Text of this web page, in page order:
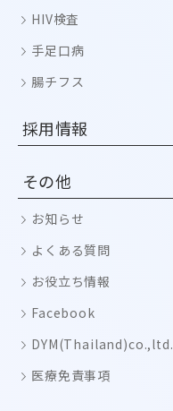
HIV検査
手足口病
腸チフス
採用情報
その他
お知らせ
よくある質問
お役立ち情報
Facebook
DYM(Thailand)co.,ltd.
医療免責事項